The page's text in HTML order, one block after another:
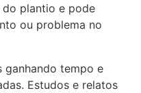
plantio e pode
ou problema no
ganhando tempo e
Estudos e relatos